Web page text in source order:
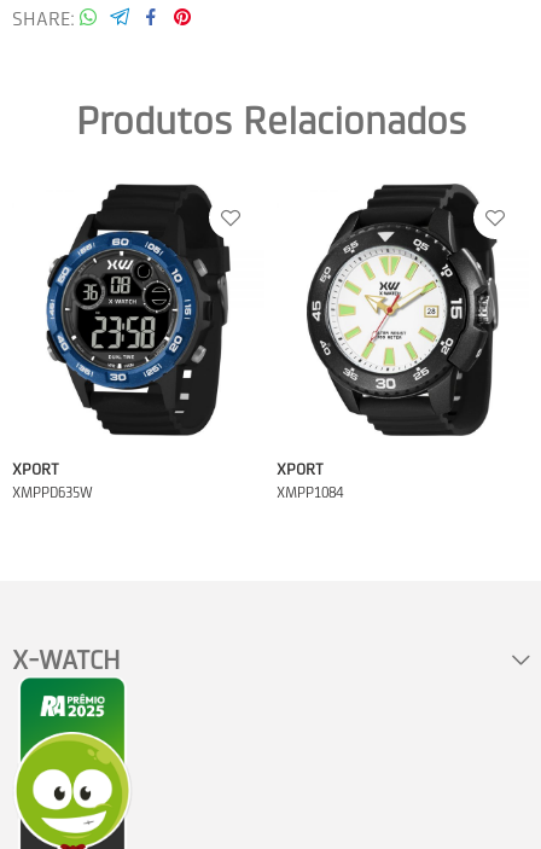
SHARE
Produtos Relacionados
XPORT
XMPPD635W
XPORT
XMPP1084
X-WATCH